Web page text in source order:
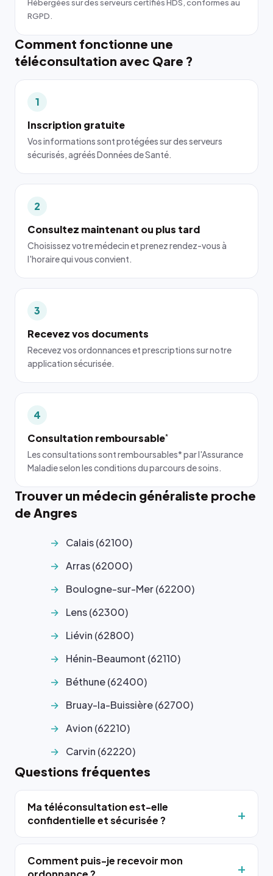
Hébergées sur des serveurs certifiés HDS, conformes au
RGPD.
Comment fonctionne une
téléconsultation avec Qare ?
1
Inscription gratuite
Vos informations sont protégées sur des serveurs
sécurisés, agréés Données de Santé.
2
Consultez maintenant ou plus tard
Choisissez votre médecin et prenez rendez-vous à
l'horaire qui vous convient.
3
Recevez vos documents
Recevez vos ordonnances et prescriptions sur notre
application sécurisée.
4
Consultation remboursable*
Les consultations sont remboursables* par l'Assurance
Maladie selon les conditions du parcours de soins.
Trouver un médecin généraliste proche
de Angres
Calais (62100)
Arras (62000)
Boulogne-sur-Mer (62200)
Lens (62300)
Liévin (62800)
Hénin-Beaumont (62110)
Béthune (62400)
Bruay-la-Buissière (62700)
Avion (62210)
Carvin (62220)
Questions fréquentes
Ma téléconsultation est-elle
confidentielle et sécurisée ?
Comment puis-je recevoir mon